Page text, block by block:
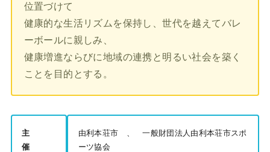
位置づけて
健康的な生活リズムを保持し、世代を越えてバレ
ーボールに親しみ、
健康増進ならびに地域の連携と明るい社会を築く
ことを目的とする。
主
催
由利本荘市 、 一般財団法人由利本荘市スポ
ーツ協会